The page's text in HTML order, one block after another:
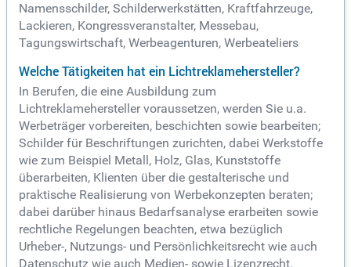
Namensschilder, Schilderwerkstätten, Kraftfahrzeuge,
Lackieren, Kongressveranstalter, Messebau,
Tagungswirtschaft, Werbeagenturen, Werbeateliers
Welche Tätigkeiten hat ein Lichtreklamehersteller?
In Berufen, die eine Ausbildung zum
Lichtreklamehersteller voraussetzen, werden Sie u.a.
Werbeträger vorbereiten, beschichten sowie bearbeiten;
Schilder für Beschriftungen zurichten, dabei Werkstoffe
wie zum Beispiel Metall, Holz, Glas, Kunststoffe
überarbeiten, Klienten über die gestalterische und
praktische Realisierung von Werbekonzepten beraten;
dabei darüber hinaus Bedarfsanalyse erarbeiten sowie
rechtliche Regelungen beachten, etwa bezüglich
Urheber-, Nutzungs- und Persönlichkeitsrecht wie auch
Datenschutz wie auch Medien- sowie Lizenzrecht.